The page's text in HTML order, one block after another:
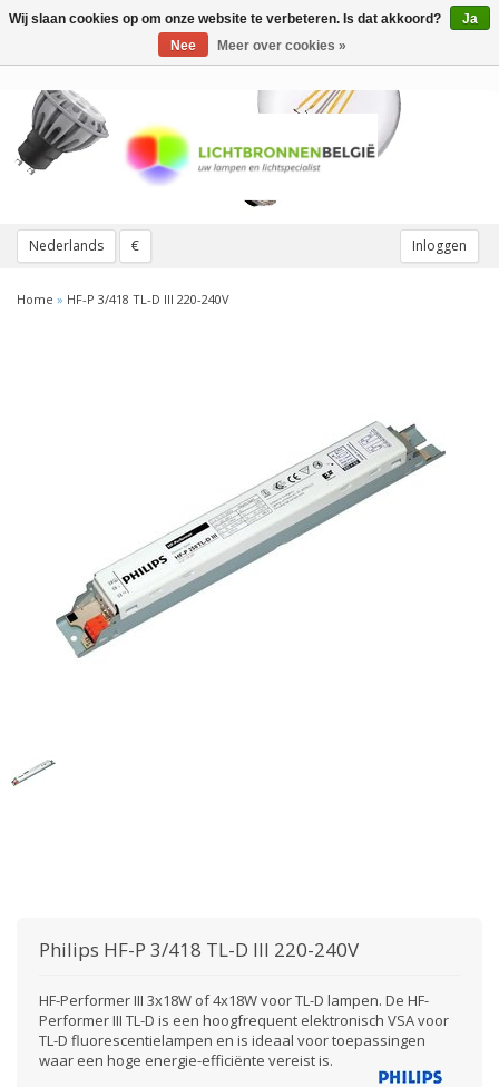
Nederlands € Inloggen
Toggle
Home » HF-P 3/418 TL-D III 220-240V
Philips HF-P 3/418 TL-D III 220-240V
HF-Performer III 3x18W of 4x18W voor TL-D lampen. De HF-
Performer III TL-D is een hoogfrequent elektronisch VSA voor
TL-D fluorescentielampen en is ideaal voor toepassingen
waar een hoge energie-efficiënte vereist is.
Wij slaan cookies op om onze website te verbeteren. Is dat akkoord?
Ja
Nee
Meer over cookies »